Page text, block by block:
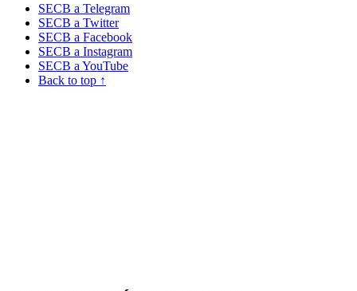
SECB a Telegram
SECB a Twitter
SECB a Facebook
SECB a Instagram
SECB a YouTube
Back to top ↑